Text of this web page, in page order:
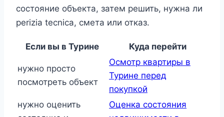
состояние объекта, затем решить, нужна ли
perizia tecnica, смета или отказ.
Если вы в Турине Куда перейти
нужно просто
посмотреть объект
Осмотр квартиры в
Турине перед
покупкой
нужно оценить
Оценка состояния